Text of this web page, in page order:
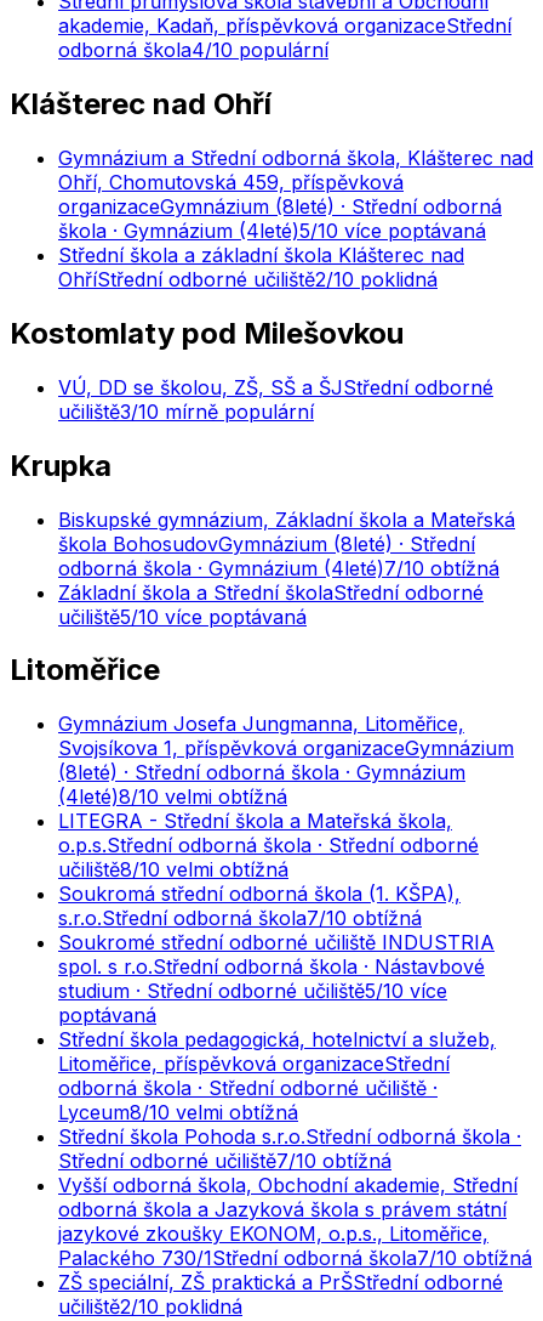
akademie, Kadaň, příspěvková organizaceStřední
odborná škola4/10 populární
Klášterec nad Ohří
Gymnázium a Střední odborná škola, Klášterec nad
Ohří, Chomutovská 459, příspěvková
organizaceGymnázium (8leté) · Střední odborná
škola · Gymnázium (4leté)5/10 více poptávaná
Střední škola a základní škola Klášterec nad
OhříStřední odborné učiliště2/10 poklidná
Kostomlaty pod Milešovkou
VÚ, DD se školou, ZŠ, SŠ a ŠJStřední odborné
učiliště3/10 mírně populární
Krupka
Biskupské gymnázium, Základní škola a Mateřská
škola BohosudovGymnázium (8leté) · Střední
odborná škola · Gymnázium (4leté)7/10 obtížná
Základní škola a Střední školaStřední odborné
učiliště5/10 více poptávaná
Litoměřice
Gymnázium Josefa Jungmanna, Litoměřice,
Svojsíkova 1, příspěvková organizaceGymnázium
(8leté) · Střední odborná škola · Gymnázium
(4leté)8/10 velmi obtížná
LITEGRA - Střední škola a Mateřská škola,
o.p.s.Střední odborná škola · Střední odborné
učiliště8/10 velmi obtížná
Soukromá střední odborná škola (1. KŠPA),
s.r.o.Střední odborná škola7/10 obtížná
Soukromé střední odborné učiliště INDUSTRIA
spol. s r.o.Střední odborná škola · Nástavbové
studium · Střední odborné učiliště5/10 více
poptávaná
Střední škola pedagogická, hotelnictví a služeb,
Litoměřice, příspěvková organizaceStřední
odborná škola · Střední odborné učiliště ·
Lyceum8/10 velmi obtížná
Střední škola Pohoda s.r.o.Střední odborná škola ·
Střední odborné učiliště7/10 obtížná
Vyšší odborná škola, Obchodní akademie, Střední
odborná škola a Jazyková škola s právem státní
jazykové zkoušky EKONOM, o.p.s., Litoměřice,
Palackého 730/1Střední odborná škola7/10 obtížná
ZŠ speciální, ZŠ praktická a PrŠStřední odborné
učiliště2/10 poklidná